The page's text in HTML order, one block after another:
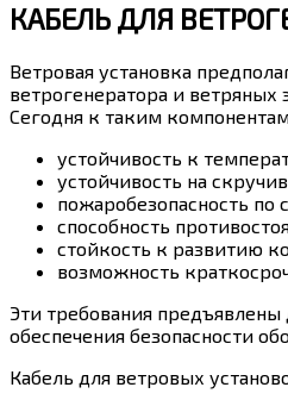
КАБЕЛЬ ДЛЯ
Ветровая установка
ветрогенератора и
Сегодня к таким
устойчивость к
устойчивость на
пожаробезопасность по
способность
стойкость к развитию
возможность
Эти требования
обеспечения безопасности
Кабель для ветровых